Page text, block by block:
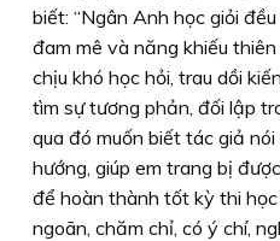
biết: “Ngân Anh học giỏi
đam mê và năng khiếu
chịu khó học hỏi, trau dồi
tìm sự tương phản, đối lập
qua đó muốn biết tác giả
hướng, giúp em trang bị
để hoàn thành tốt kỳ thi học
ngoãn, chăm chỉ, có ý chí,